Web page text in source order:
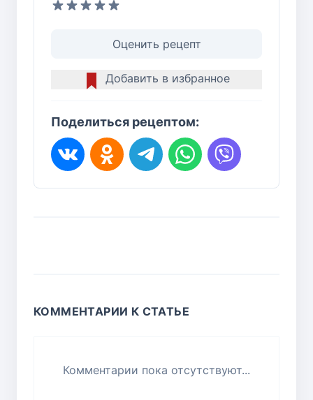
Оценить рецепт
Добавить в избранное
Поделиться рецептом:
КОММЕНТАРИИ К СТАТЬЕ
Комментарии пока отсутствуют...